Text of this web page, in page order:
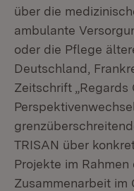
über die
ambulante
oder die Pflege
Deutschland,
Zeitschrift „Regards
TRISAN über
Projekte im
Zusammenarbeit im